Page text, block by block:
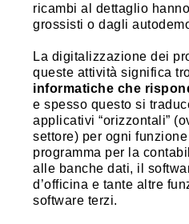
ricambi al dettaglio
grossisti o dagli
La digitalizzazione dei
queste attività significa
informatiche che
e spesso questo si
applicativi “orizzontali”
settore) per ogni
programma per la
alle banche dati, il
d’officina e tante altre
software terzi.